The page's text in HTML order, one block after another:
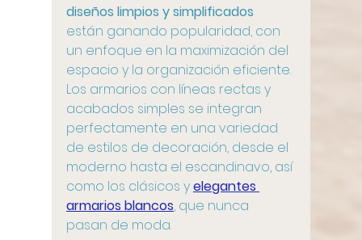
diseños limpios y simplificados
están ganando popularidad, con
un enfoque en la maximización del
espacio y la organización eficiente.
Los armarios con líneas rectas y
acabados simples se integran
perfectamente en una variedad
de estilos de decoración, desde el
moderno hasta el escandinavo, así
como los clásicos y elegantes
armarios blancos, que nunca
pasan de moda.